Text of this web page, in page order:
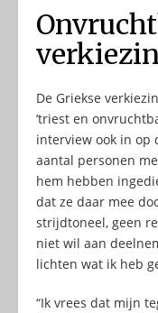
De Griekse
’triest en
interview ook in op
aantal personen
hem hebben
dat ze daar mee
strijdtoneel, geen
niet wil aan
lichten wat ik heb
“Ik vrees dat mijn